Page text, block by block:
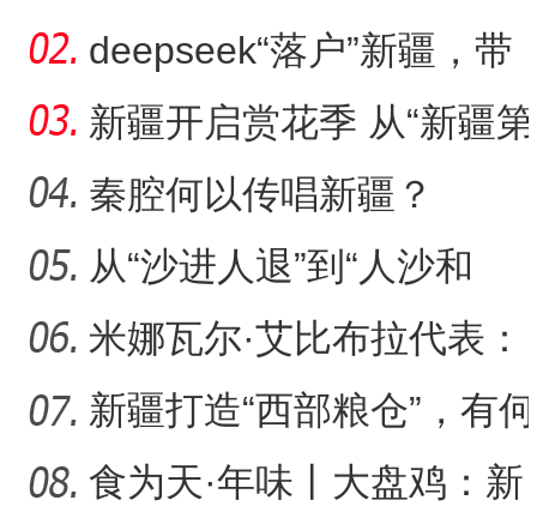
年足球村”：民间赛事拉
deepseek“落户”新疆，带
来了什么？
新疆开启赏花季 从“新疆第
一春”启程感受浪漫之旅
秦腔何以传唱新疆？
从“沙进人退”到“人沙和
谐”，新疆何以在“死亡
米娜瓦尔·艾比布拉代表：
让少数民族古籍文字“活
新疆打造“西部粮仓”，有何
支撑？
食为天·年味丨大盘鸡：新